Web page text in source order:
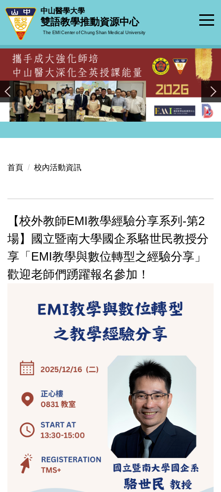
跳
到
要
區
中山醫學大學
雙語教學推動資源中心
The EMI Center of Chung Shan Medical University
首頁 校內活動資訊
【校外教師EMI教學經驗分享系列-第2
場】國立暨南大學國企系駱世民教授分
享「EMI教學與數位轉型之經驗分享」
歡迎老師們踴躍報名參加！